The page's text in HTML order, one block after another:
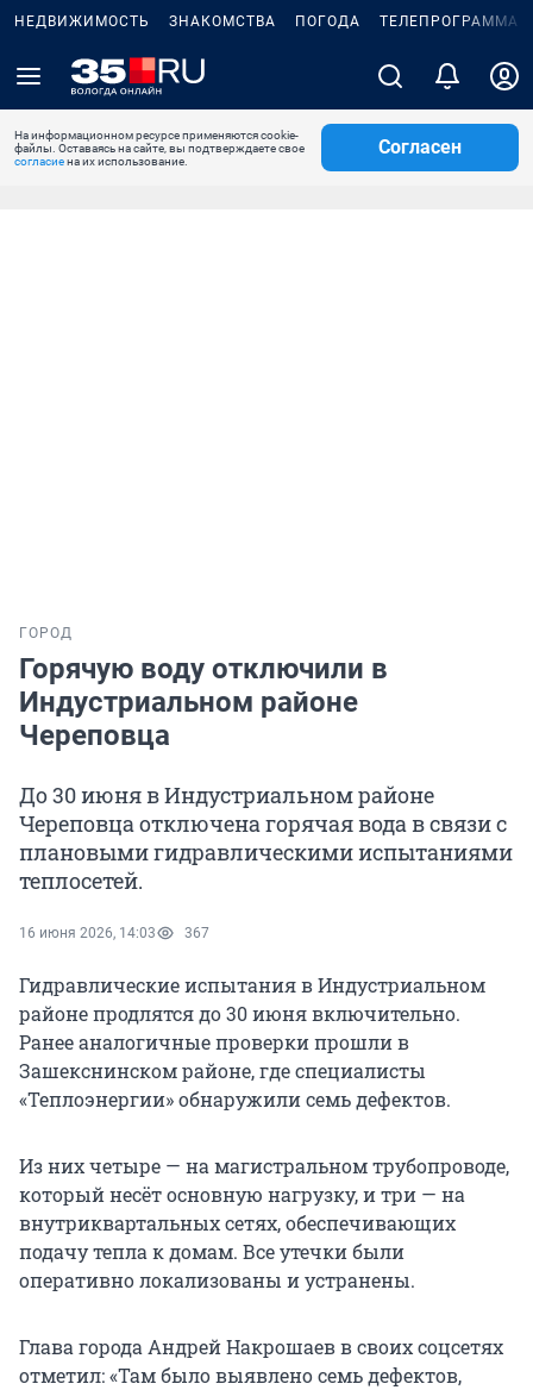
НЕДВИЖИМОСТЬ ЗНАКОМСТВА ПОГОДА ТЕЛЕПРОГРАММА
На информационном ресурсе применяются cookie-
файлы. Оставаясь на сайте, вы подтверждаете свое
согласиена их использование.
Согласен
ГОРОД
Горячую воду отключили в
Индустриальном районе
Череповца
До 30 июня в Индустриальном районе
Череповца отключена горячая вода в связи с
плановыми гидравлическими испытаниями
теплосетей.
16 июня 2026, 14:03 367
Гидравлические испытания в Индустриальном
районе продлятся до 30 июня включительно.
Ранее аналогичные проверки прошли в
Зашекснинском районе, где специалисты
«Теплоэнергии» обнаружили семь дефектов.
Из них четыре — на магистральном трубопроводе,
который несёт основную нагрузку, и три — на
внутриквартальных сетях, обеспечивающих
подачу тепла к домам. Все утечки были
оперативно локализованы и устранены.
Глава города Андрей Накрошаев в своих соцсетях
отметил: «Там было выявлено семь дефектов,